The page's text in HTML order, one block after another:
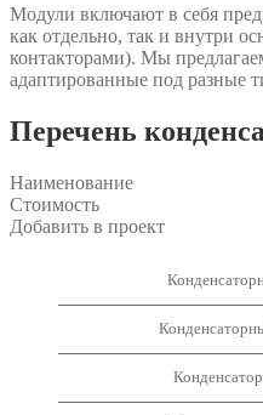
Модули включают в себя
как отдельно, так и внутри
контакторами). Мы
адаптированные под разные
Перечень
Наименование
Стоимость
Добавить в проект